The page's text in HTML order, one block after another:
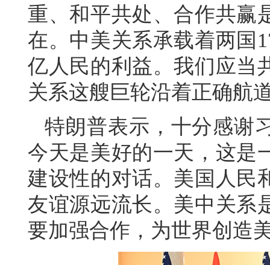
重、和平共处、合作共赢
在。中美关系承载着两国
亿人民的利益。我们应当
关系这艘巨轮沿着正确航
特朗普表示，十分感谢
今天是美好的一天，这是
建设性的对话。美国人民
友谊源远流长。美中关系
要加强合作，为世界创造